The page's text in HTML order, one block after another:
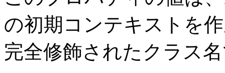
の初期コンテキストを
完全修飾されたクラス